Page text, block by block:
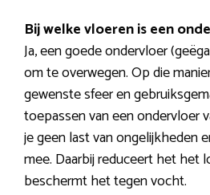
Bij welke vloeren is een
Ja, een goede ondervloer
om te overwegen. Op die
gewenste sfeer en
toepassen van een ondervloer
je geen last van ongelijkheden
mee. Daarbij reduceert het het
beschermt het tegen vocht.